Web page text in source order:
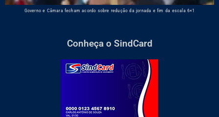
Governo e Câmara fecham acordo sobre redução da jornada e fim da escala 6×1
Conheça o SindCard